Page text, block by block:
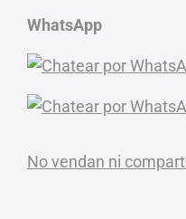
WhatsApp
No vendan ni